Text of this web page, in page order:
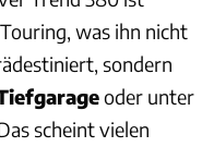
was ihn nicht
sondern
oder unter
scheint vielen